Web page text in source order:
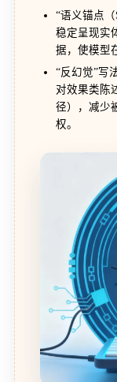
“语义锚点（
稳定呈现实
据，使模型
“反幻觉”写
对效果类陈
径），减少
权。